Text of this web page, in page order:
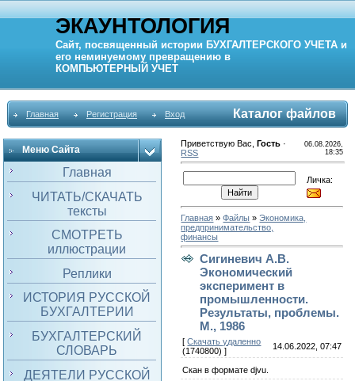
ЭКАУНТОЛОГИЯ
Сайт, посвященный истории БУХГАЛТЕРСКОГО УЧЕТА и
его неминуемому превращению в
КОМПЬЮТЕРНЫЙ УЧЕТ
Главная Регистрация Вход Каталог файлов
Меню Сайта
Главная
ЧИТАТЬ/СКАЧАТЬ
тексты
СМОТРЕТЬ
иллюстрации
Реплики
ИСТОРИЯ РУССКОЙ
БУХГАЛТЕРИИ
БУХГАЛТЕРСКИЙ
СЛОВАРЬ
ДЕЯТЕЛИ РУССКОЙ
Приветствую Вас ,Гость ·
RSS
06.08.2026,
18:35
Личка:
Главная »Файлы »Экономика,
предпринимательство,
финансы
Сигиневич А.В.
Экономический
эксперимент в
промышленности.
Результаты, проблемы.
М., 1986
[Скачать удаленно
(1740800) ]
14.06.2022, 07:47
Скан в формате djvu.